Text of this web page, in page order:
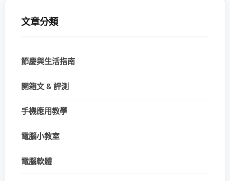
文章分類
節慶與生活指南
開箱文 & 評測
手機應用教學
電腦小教室
電腦軟體